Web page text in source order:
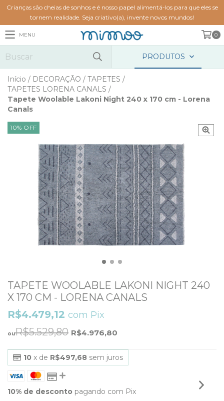
Crianças são cheias de sonhos e é nosso papel alimentá-los para que eles se
tornem realidade. Seja criativo(a), invente novos mundos!
MENU 0
PRODUTOS
Início / DECORAÇÃO / TAPETES /
TAPETES LORENA CANALS /
Tapete Woolable Lakoni Night 240 x 170 cm - Lorena
Canals
10% OFF
TAPETE WOOLABLE LAKONI NIGHT 240
X 170 CM - LORENA CANALS
R$5.529,80 R$4.976,80
R$4.479,12 com Pix
10 x de R$497,68 sem juros
10% de desconto pagando com Pix